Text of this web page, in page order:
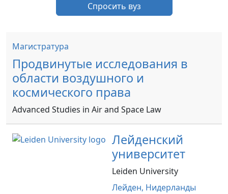
Спросить вуз
Магистратура
Продвинутые исследования в
области воздушного и
космического права
Advanced Studies in Air and Space Law
Лейденский
университет
Leiden University
Лейден, Нидерланды